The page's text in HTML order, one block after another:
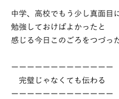
中学、高校でもう少し真面目
勉強しておけばよかったと
感じる今日このごろをつづっ
ーーーーーーーーーーーーー
完璧じゃなくても伝わる
ーーーーーーーーーーーーー